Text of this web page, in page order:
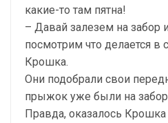
какие-то там пятна!
– Давай залезем на забор
посмотрим что делается в
Крошка.
Они подобрали свои
прыжок уже были на
Правда, оказалось Крошка